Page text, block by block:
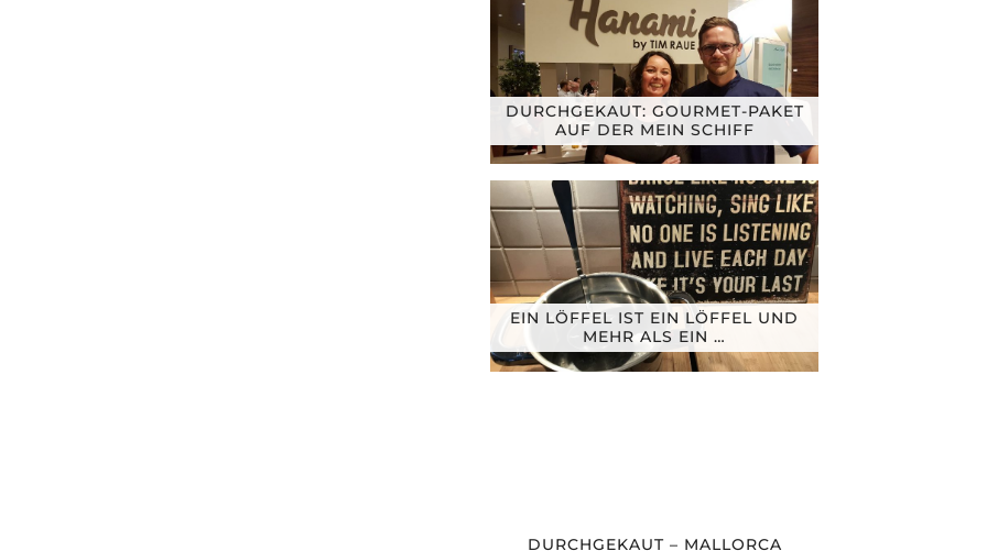
DURCHGEKAUT: GOURMET-PAKET
AUF DER MEIN SCHIFF
EIN LÖFFEL IST EIN LÖFFEL UND
MEHR ALS EIN …
DURCHGEKAUT – MALLORCA